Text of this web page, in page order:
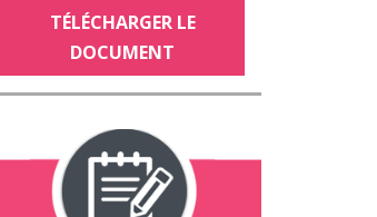
TÉLÉCHARGER LE
DOCUMENT